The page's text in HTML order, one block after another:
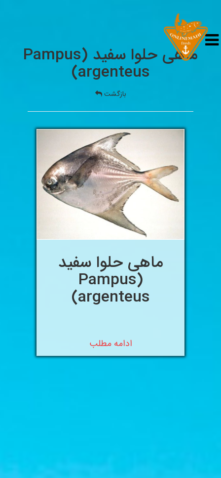
ماهی حلوا سفید (Pampus
argenteus)
بازگشت
ماهی حلوا سفید
(Pampus
argenteus)
ادامه مطلب